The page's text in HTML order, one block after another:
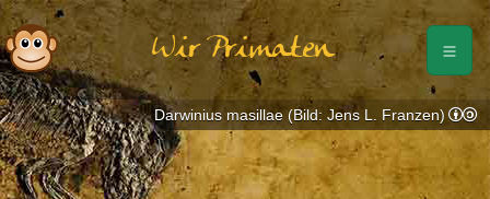
Wir Primaten
Darwinius masillae (Bild: Jens L. Franzen)